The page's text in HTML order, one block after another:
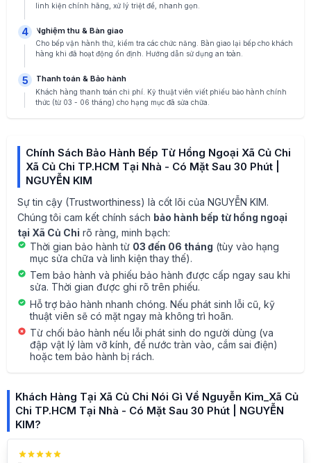
linh kiện chính hãng, xử lý triệt để, nhanh gọn.
4 Nghiệm thu & Bàn giao
Cho bếp vận hành thử, kiểm tra các chức năng. Bàn giao lại bếp cho khách
hàng khi đã hoạt động ổn định. Hướng dẫn sử dụng an toàn.
5 Thanh toán & Bảo hành
Khách hàng thanh toán chi phí. Kỹ thuật viên viết phiếu bảo hành chính
thức (từ 03 - 06 tháng) cho hạng mục đã sửa chữa.
Chính Sách Bảo Hành Bếp Từ Hồng Ngoại Xã Củ Chi
Xã Củ Chi TP.HCM Tại Nhà - Có Mặt Sau 30 Phút |
NGUYỄN KIM
Sự tin cậy (Trustworthiness) là cốt lõi của NGUYỄN KIM.
Chúng tôi cam kết chính sách bảo hành bếp từ hồng ngoại
tại Xã Củ Chi rõ ràng, minh bạch:
Thời gian bảo hành từ 03 đến 06 tháng (tùy vào hạng
mục sửa chữa và linh kiện thay thế).
Tem bảo hành và phiếu bảo hành được cấp ngay sau khi
sửa. Thời gian được ghi rõ trên phiếu.
Hỗ trợ bảo hành nhanh chóng. Nếu phát sinh lỗi cũ, kỹ
thuật viên sẽ có mặt ngay mà không trì hoãn.
Từ chối bảo hành nếu lỗi phát sinh do người dùng (va
đập vật lý làm vỡ kính, để nước tràn vào, cắm sai điện)
hoặc tem bảo hành bị rách.
Khách Hàng Tại Xã Củ Chi Nói Gì Về Nguyễn Kim_Xã Củ
Chi TP.HCM Tại Nhà - Có Mặt Sau 30 Phút | NGUYỄN
KIM?